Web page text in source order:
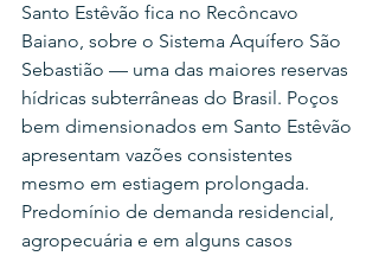
Santo Estêvão fica no Recôncavo
Baiano, sobre o Sistema Aquífero São
Sebastião — uma das maiores reservas
hídricas subterrâneas do Brasil. Poços
bem dimensionados em Santo Estêvão
apresentam vazões consistentes
mesmo em estiagem prolongada.
Predomínio de demanda residencial,
agropecuária e em alguns casos